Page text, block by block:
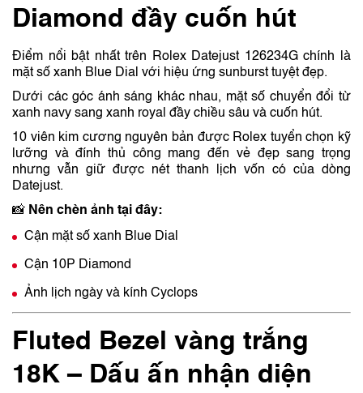
Diamond đầy cuốn hút
Điểm nổi bật nhất trên Rolex Datejust 126234G chính là
mặt số xanh Blue Dial với hiệu ứng sunburst tuyệt đẹp.
Dưới các góc ánh sáng khác nhau, mặt số chuyển đổi từ
xanh navy sang xanh royal đầy chiều sâu và cuốn hút.
10 viên kim cương nguyên bản được Rolex tuyển chọn kỹ
lưỡng và đính thủ công mang đến vẻ đẹp sang trọng
nhưng vẫn giữ được nét thanh lịch vốn có của dòng
Datejust.
📸 Nên chèn ảnh tại đây:
Cận mặt số xanh Blue Dial
Cận 10P Diamond
Ảnh lịch ngày và kính Cyclops
Fluted Bezel vàng trắng
18K – Dấu ấn nhận diện